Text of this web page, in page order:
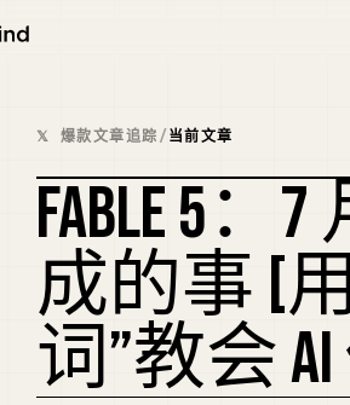
𝕏 爆款文章追踪/当前文章
FABLE 5
成的事 [
词”教会